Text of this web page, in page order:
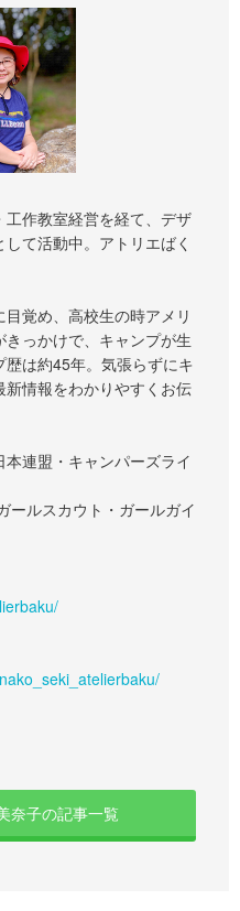
作教室経営を経て、デザ
て活動中。アトリエばく
覚め、高校生の時アメリ
っかけで、キャンプが生
は約45年。気張らずにキ
情報をわかりやすくお伝
連盟・キャンパーズライ
ールスカウト・ガールガイ
子の記事一覧